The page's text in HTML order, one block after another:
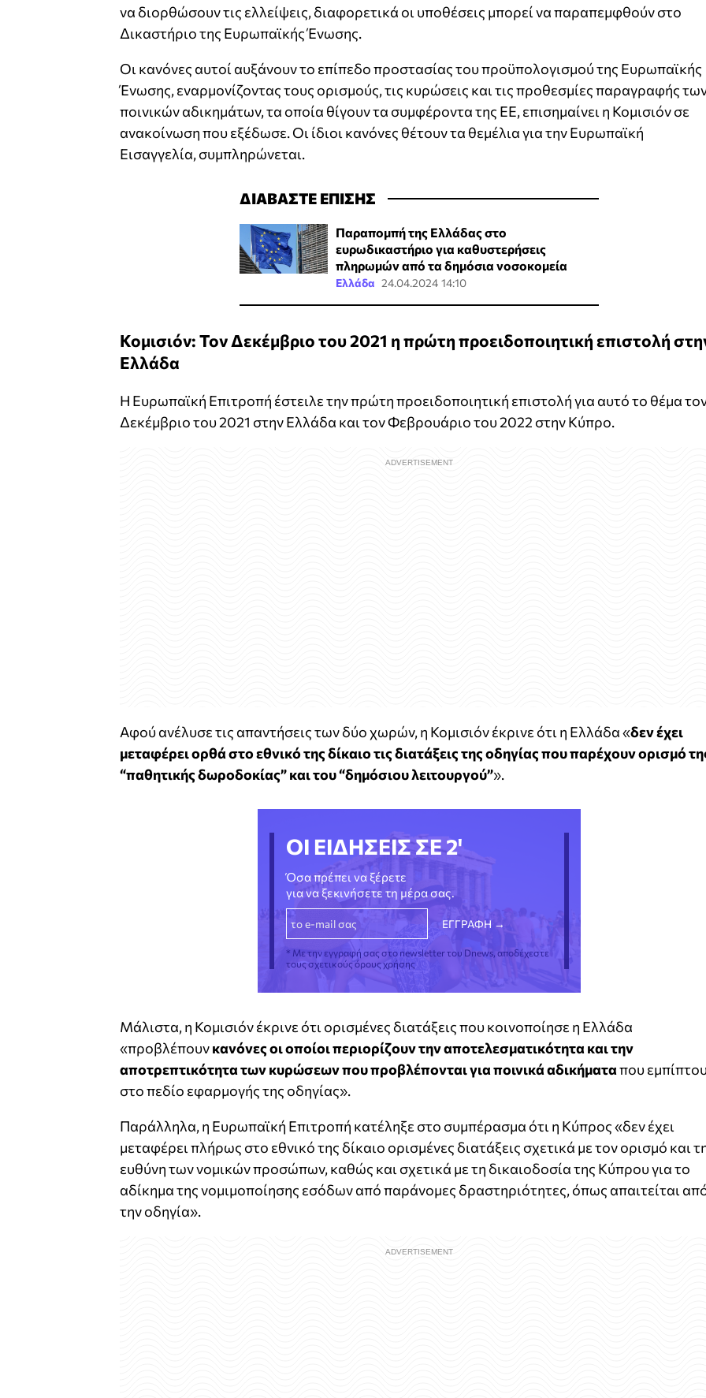
να διορθώσουν τις ελλείψεις, διαφορετικά οι υποθέσεις μπορεί να παραπεμφθούν στο
Δικαστήριο της Ευρωπαϊκής Ένωσης.
Οι κανόνες αυτοί αυξάνουν το επίπεδο προστασίας του προϋπολογισμού της Ευρωπαϊκής
Ένωσης, εναρμονίζοντας τους ορισμούς, τις κυρώσεις και τις προθεσμίες παραγραφής
ποινικών αδικημάτων, τα οποία θίγουν τα συμφέροντα της ΕΕ, επισημαίνει η Κομισιόν σε
ανακοίνωση που εξέδωσε. Οι ίδιοι κανόνες θέτουν τα θεμέλια για την Ευρωπαϊκή
Εισαγγελία, συμπληρώνεται.
ΔΙΑΒΑΣΤΕ ΕΠΙΣΗΣ
Παραπομπή της Ελλάδας στο
ευρωδικαστήριο για καθυστερήσεις
πληρωμών από τα δημόσια νοσοκομεία
Ελλάδα 24.04.2024 14:10
Κομισιόν: Τον Δεκέμβριο του 2021 η πρώτη προειδοποιητική επιστολή
Ελλάδα
Η Ευρωπαϊκή Επιτροπή έστειλε την πρώτη προειδοποιητική επιστολή για αυτό το θέμα
Δεκέμβριο του 2021 στην Ελλάδα και τον Φεβρουάριο του 2022 στην Κύπρο.
Αφού ανέλυσε τις απαντήσεις των δύο χωρών, η Κομισιόν έκρινε ότι η Ελλάδα «δεν έχει
μεταφέρει ορθά στο εθνικό της δίκαιο τις διατάξεις της οδηγίας που παρέχουν ορισμό
“παθητικής δωροδοκίας” και του “δημόσιου λειτουργού”».
ΟΙ ΕΙΔΗΣΕΙΣ ΣΕ 2'
Όσα πρέπει να ξέρετε
για να ξεκινήσετε τη μέρα σας.
* Με την εγγραφή σας στο newsletter του Dnews, αποδέχεστε
τους σχετικούς όρους χρήσης
Μάλιστα, η Κομισιόν έκρινε ότι ορισμένες διατάξεις που κοινοποίησε η Ελλάδα
«προβλέπουνκανόνες οι οποίοι περιορίζουν την αποτελεσματικότητα και την
αποτρεπτικότητα των κυρώσεων που προβλέπονται για ποινικά αδικήματαπου
στο πεδίο εφαρμογής της οδηγίας».
Παράλληλα, η Ευρωπαϊκή Επιτροπή κατέληξε στο συμπέρασμα ότι η Κύπρος «δεν έχει
μεταφέρει πλήρως στο εθνικό της δίκαιο ορισμένες διατάξεις σχετικά με τον ορισμό και
ευθύνη των νομικών προσώπων, καθώς και σχετικά με τη δικαιοδοσία της Κύπρου για το
αδίκημα της νομιμοποίησης εσόδων από παράνομες δραστηριότητες, όπως απαιτείται
την οδηγία».